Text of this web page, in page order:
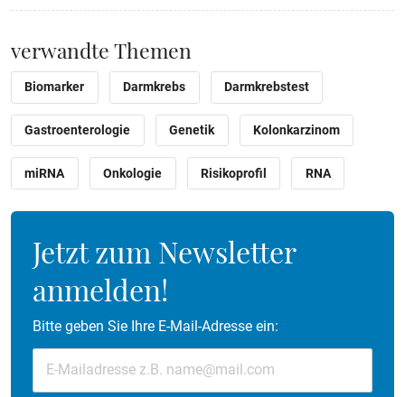
verwandte Themen
Biomarker Darmkrebs Darmkrebstest
Gastroenterologie Genetik Kolonkarzinom
miRNA Onkologie Risikoprofil RNA
Jetzt zum Newsletter
anmelden!
Bitte geben Sie Ihre E-Mail-Adresse ein: